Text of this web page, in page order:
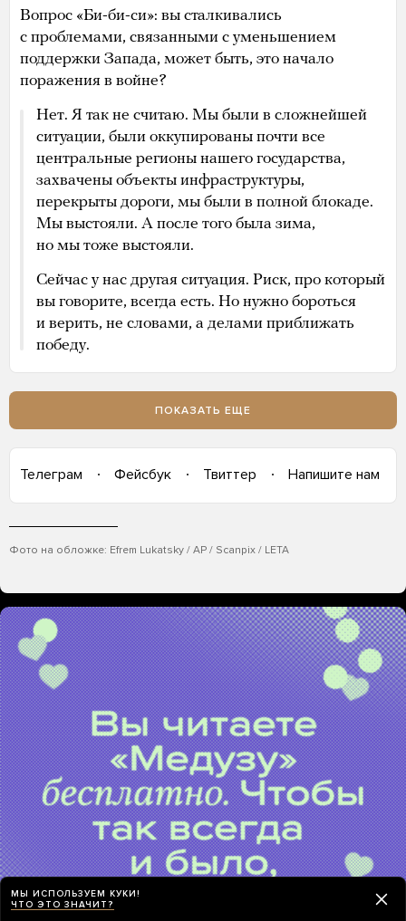
Вопрос «Би-би-си»: вы сталкивались
с проблемами, связанными с уменьшением
поддержки Запада, может быть, это начало
поражения в войне?
Нет. Я так не считаю. Мы были в сложнейшей
ситуации, были оккупированы почти все
центральные регионы нашего государства,
захвачены объекты инфраструктуры,
перекрыты дороги, мы были в полной блокаде.
Мы выстояли. А после того была зима,
но мы тоже выстояли.
Сейчас у нас другая ситуация. Риск, про который
вы говорите, всегда есть. Но нужно бороться
и верить, не словами, а делами приближать
победу.
ПОКАЗАТЬ ЕЩЕ
Телеграм Фейсбук Твиттер Напишите нам
Фото на обложке: Efrem Lukatsky / AP / Scanpix / LETA
МЫ ИСПОЛЬЗУЕМ КУКИ!
ЧТО ЭТО ЗНАЧИТ?